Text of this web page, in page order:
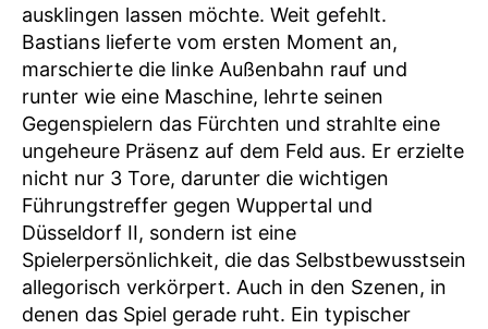
ausklingen lassen möchte. Weit gefehlt.
Bastians lieferte vom ersten Moment an,
marschierte die linke Außenbahn rauf und
runter wie eine Maschine, lehrte seinen
Gegenspielern das Fürchten und strahlte eine
ungeheure Präsenz auf dem Feld aus. Er erzielte
nicht nur 3 Tore, darunter die wichtigen
Führungstreffer gegen Wuppertal und
Düsseldorf II, sondern ist eine
Spielerpersönlichkeit, die das Selbstbewusstsein
allegorisch verkörpert. Auch in den Szenen, in
denen das Spiel gerade ruht. Ein typischer